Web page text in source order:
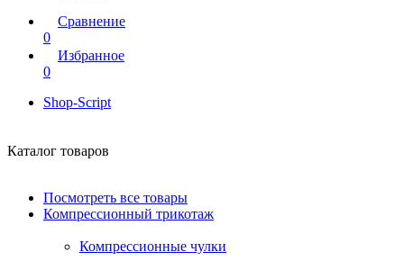
Сравнение
0
Избранное
0
Shop-Script
Каталог товаров
Посмотреть все товары
Компрессионный трикотаж
Компрессионные чулки